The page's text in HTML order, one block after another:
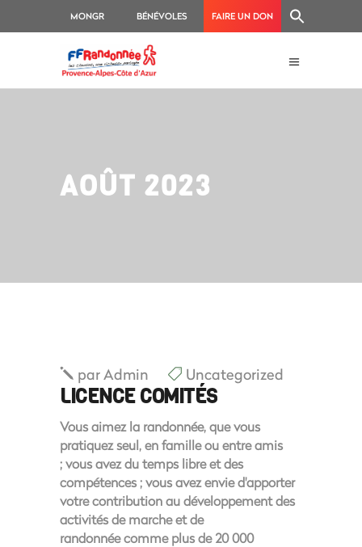
MONGR BÉNÉVOLES FAIRE UN DON
AOÛT 2023
parAdmin Uncategorized
LICENCE COMITÉS
Vous aimez la randonnée, que vous
pratiquez seul, en famille ou entre amis
; vous avez du temps libre et des
compétences ; vous avez envie d'apporter
votre contribution au développement des
activités de marche et de
randonnée comme plus de 20 000